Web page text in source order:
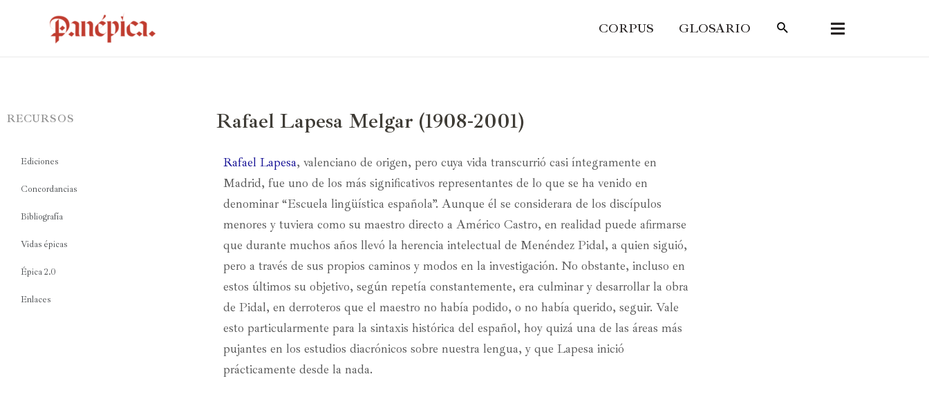
CORPUS GLOSARIO
RECURSOS
Ediciones
Concordancias
Bibliografía
Vidas épicas
Épica 2.0
Enlaces
Rafael Lapesa Melgar (1908-2001)
Rafael Lapesa, valenciano de origen, pero cuya vida transcurrió casi íntegramente en
Madrid, fue uno de los más significativos representantes de lo que se ha venido en
denominar “Escuela lingüística española”. Aunque él se considerara de los discípulos
menores y tuviera como su maestro directo a Américo Castro, en realidad puede afirmarse
que durante muchos años llevó la herencia intelectual de Menéndez Pidal, a quien siguió,
pero a través de sus propios caminos y modos en la investigación. No obstante, incluso en
estos últimos su objetivo, según repetía constantemente, era culminar y desarrollar la obra
de Pidal, en derroteros que el maestro no había podido, o no había querido, seguir. Vale
esto particularmente para la sintaxis histórica del español, hoy quizá una de las áreas más
pujantes en los estudios diacrónicos sobre nuestra lengua, y que Lapesa inició
prácticamente desde la nada.